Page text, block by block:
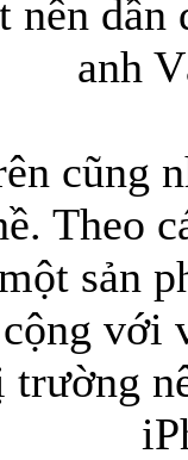
nên
anh
cũng
Theo
sản
với